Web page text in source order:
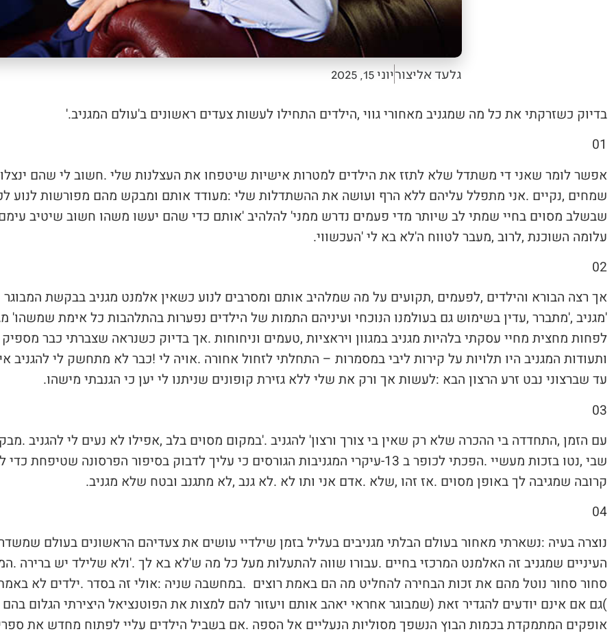
גלעד אליצוריוני 15, 2025
בדיוק‭ ‬כשזרקתי‭ ‬את‭ ‬כל‭ ‬מה‭ ‬שמגניב‭ ‬מאחורי‭ ‬גווי‭, ‬הילדים‭ ‬התחילו‭ ‬לעשות‭ ‬צעדים‭ ‬ראשונים‭ ‬ב'עולם‭ ‬המגניב‮'‬‭.‬
01‭ ‬
‬שמחים‭, ‬נקיים‭. ‬אני‭ ‬מתפלל‭ ‬עליהם‭ ‬ללא‭ ‬הרף‭ ‬ועושה‭ ‬את‭ ‬ההשתדלות‭ ‬שלי‭: ‬מעודד‭ ‬אותם‭ ‬ומבקש‭ ‬מהם‭ ‬מפורשות‭ ‬לנוע‭ ‬לכיוונים‭ ‬טובים‭. ‬דא‭ ‬עקא‭,
‬עלומה‭ ‬השוכנת‭, ‬לרוב‭, ‬מעבר‭ ‬לטווח‭ ‬ה'לא‭ ‬בא‭ ‬לי‮'‬‭ ‬העכשווי‭.‬
02‭ ‬
‬עד‭ ‬שברצוני‭ ‬נבט‭ ‬זרע‭ ‬הרצון‭ ‬הבא‭: ‬לעשות‭ ‬אך‭ ‬ורק‭ ‬את‭ ‬שלי‭ ‬ללא‭ ‬גזירת‭ ‬קופונים‭ ‬שניתנו‭ ‬לי‭ ‬יען‭ ‬כי‭ ‬הגנבתי‭ ‬מישהו‭.‬
03‭ ‬
‬קרובה‭ ‬שמגיבה‭ ‬לך‭ ‬באופן‭ ‬מסוים‭. ‬אז‭ ‬זהו‭, ‬שלא‭. ‬אדם‭ ‬אני‭ ‬ותו‭ ‬לא‭. ‬לא‭ ‬גנב‭, ‬לא‭ ‬מתגנב‭ ‬ובטח‭ ‬שלא‭ ‬מגניב‭.‬
04‭ ‬
‬סחור‭ ‬סחור‭ ‬נוטל‭ ‬מהם‭ ‬את‭ ‬זכות‭ ‬הבחירה‭ ‬להחליט‭ ‬מה‭ ‬הם‭ ‬באמת‭ ‬רוצים‭.